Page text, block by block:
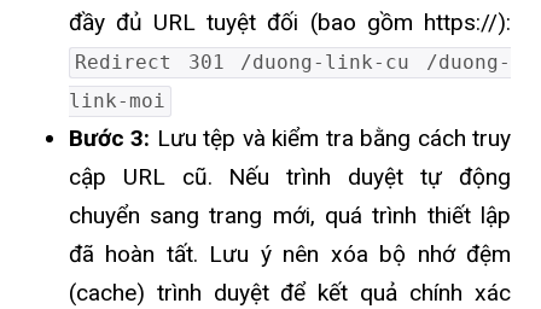
đầy đủ URL tuyệt đối (bao gồm https://):
Redirect 301 /duong-link-cu /duong-
link-moi
Bước 3: Lưu tệp và kiểm tra bằng cách truy
cập URL cũ. Nếu trình duyệt tự động
chuyển sang trang mới, quá trình thiết lập
đã hoàn tất. Lưu ý nên xóa bộ nhớ đệm
(cache) trình duyệt để kết quả chính xác